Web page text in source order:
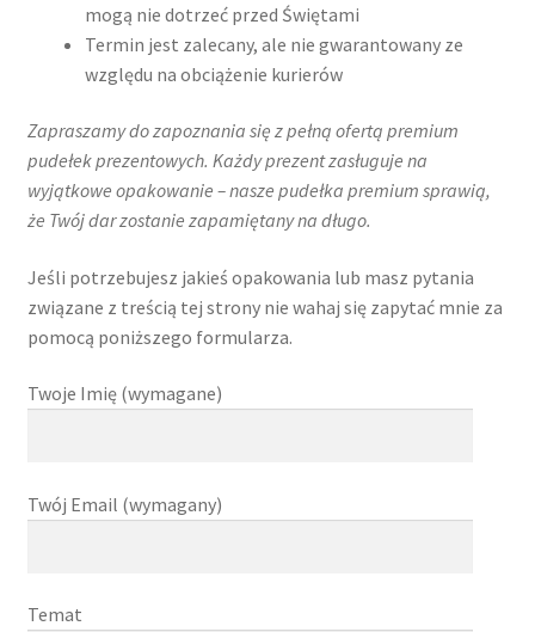
mogą nie dotrzeć przed Świętami
Termin jest zalecany, ale nie gwarantowany ze
względu na obciążenie kurierów
Zapraszamy do zapoznania się z pełną ofertą premium
pudełek prezentowych. Każdy prezent zasługuje na
wyjątkowe opakowanie – nasze pudełka premium sprawią,
że Twój dar zostanie zapamiętany na długo.
Jeśli potrzebujesz jakieś opakowania lub masz pytania
związane z treścią tej strony nie wahaj się zapytać mnie za
pomocą poniższego formularza.
Twoje Imię (wymagane)
Twój Email (wymagany)
Temat